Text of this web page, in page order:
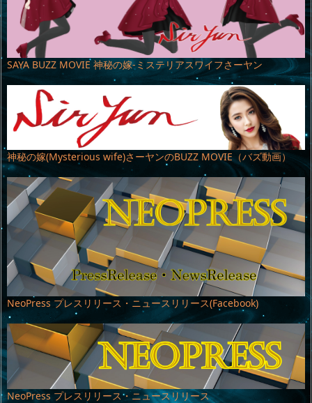
SAYA BUZZ MOVIE 神秘の嫁-ミステリアスワイフさーヤン
神秘の嫁(Mysterious wife)さーヤンのBUZZ MOVIE（バズ動画）
NeoPress プレスリリース・ニュースリリース(Facebook)
NeoPress プレスリリース・ニュースリリース